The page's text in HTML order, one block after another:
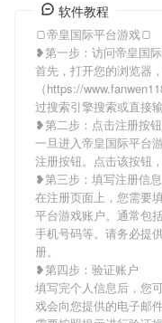
软件教程
🍞帝皇国际平台游戏🍞
❥第一步：访问帝皇国
首先，打开您的浏览器
（https://
过搜索引擎搜索或直接
❥第二步：点击注册按钮
一旦进入帝皇国际平台
注册按钮。点击该按钮
❥第三步：填写注册信息
在注册页面上，您需要
平台游戏账户。通常包
手机号码等。请务必提
册。
❥第四步：验证账户
填写完个人信息后，您
戏会向您提供的电子邮